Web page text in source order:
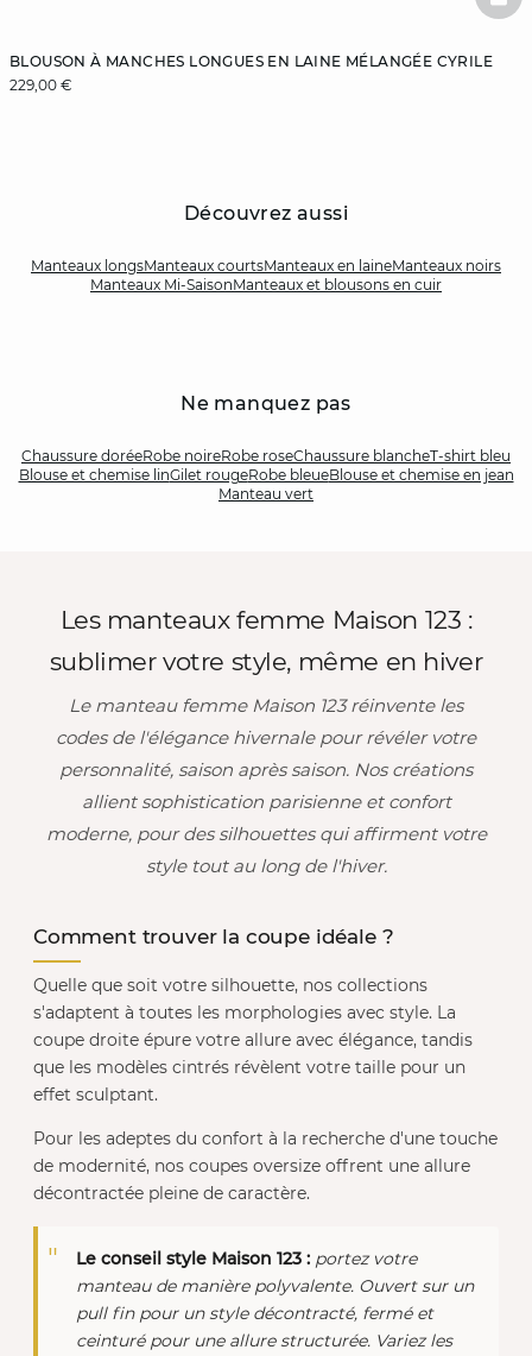
BLOUSON À MANCHES LONGUES EN LAINE MÉLANGÉE CYRILE
229,00 €
Découvrez aussi
Manteaux longsManteaux courtsManteaux en laineManteaux noirs
Manteaux Mi-SaisonManteaux et blousons en cuir
Ne manquez pas
Chaussure doréeRobe noireRobe roseChaussure blancheT-shirt bleu
Blouse et chemise linGilet rougeRobe bleueBlouse et chemise en jean
Manteau vert
Les manteaux femme Maison 123 :
sublimer votre style, même en hiver
Le manteau femme Maison 123 réinvente les
codes de l'élégance hivernale pour révéler votre
personnalité, saison après saison. Nos créations
allient sophistication parisienne et confort
moderne, pour des silhouettes qui affirment votre
style tout au long de l'hiver.
Comment trouver la coupe idéale ?
Quelle que soit votre silhouette, nos collections
s'adaptent à toutes les morphologies avec style. La
coupe droite épure votre allure avec élégance, tandis
que les modèles cintrés révèlent votre taille pour un
effet sculptant.
Pour les adeptes du confort à la recherche d'une touche
de modernité, nos coupes oversize offrent une allure
décontractée pleine de caractère.
Le conseil style Maison 123 : portez votre
manteau de manière polyvalente. Ouvert sur un
pull fin pour un style décontracté, fermé et
ceinturé pour une allure structurée. Variez les